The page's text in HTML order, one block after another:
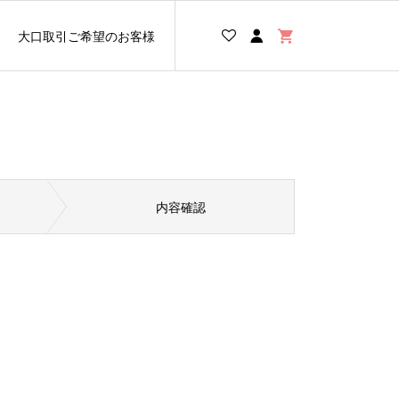
大口取引ご希望のお客様
内容確認